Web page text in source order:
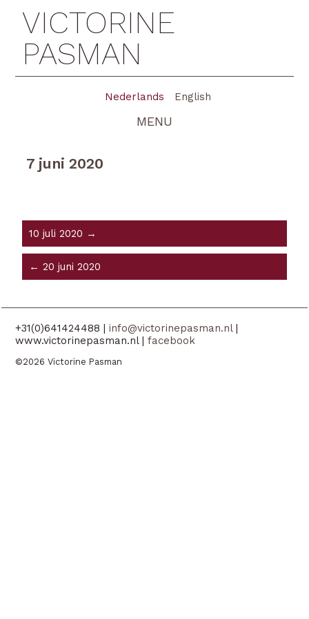
VICTORINE
PASMAN
Nederlands English
MENU
7 juni 2020
10 juli 2020 →
← 20 juni 2020
+31(0)641424488 |info@victorinepasman.nl|
www.victorinepasman.nl |facebook
©2026 Victorine Pasman